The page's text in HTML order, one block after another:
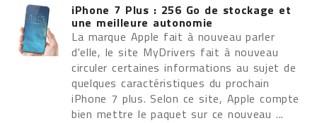
iPhone 7 Plus : 256 Go de stockage et
une meilleure autonomie
La marque Apple fait à nouveau parler
d'elle, le site MyDrivers fait à nouveau
circuler certaines informations au sujet de
quelques caractéristiques du prochain
iPhone 7 plus. Selon ce site, Apple compte
bien mettre le paquet sur ce nouveau ...